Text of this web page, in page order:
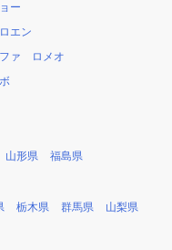
ー
エン
ァ ロメオ
山形県 福島県
栃木県 群馬県 山梨県